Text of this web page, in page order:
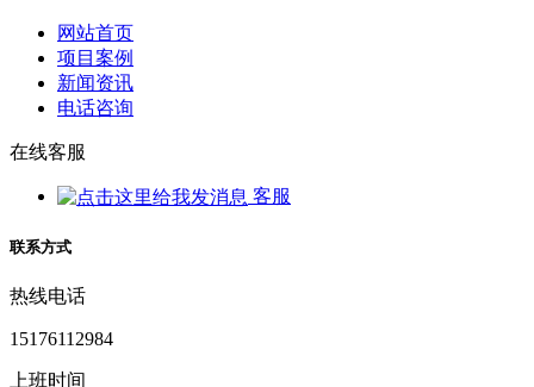
网站首页
项目案例
新闻资讯
电话咨询
在线客服
客服
联系方式
热线电话
15176112984
上班时间